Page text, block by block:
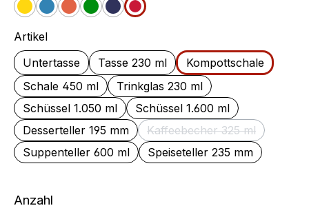
GelbBlauOrange
GrünJeansCherry
Artikelauswählen
Untertasse
Tasse 230 ml
Kompottschale
Schale 450 ml
Trinkglas 230 ml
Schüssel 1.050 ml
Schüssel 1.600 ml
Desserteller 195 mm
Kaffeebecher 325 ml
(Diese Option ist
Suppenteller 600 ml Speiseteller 235 mm
Anzahl